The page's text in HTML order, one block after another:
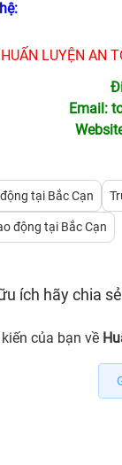
HUẤN LUYỆN AN
Email:
tại Bắc Cạn
động tại Bắc Cạn
ích hãy chia sẻ
của bạn về